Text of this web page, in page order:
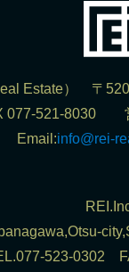
Estate） 〒
521-8030 営
Email:info@rei-
523-0302